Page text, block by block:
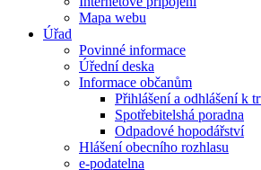
Mapa webu
Úřad
Povinné informace
Úřední deska
Informace občanům
Přihlášení a odhlášení k
Spotřebitelshá poradna
Odpadové hopodářství
Hlášení obecního rozhlasu
e-podatelna